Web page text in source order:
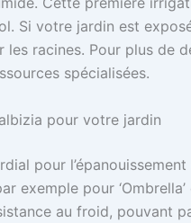
Si votre jardin est
les racines. Pour plus de
spécialisées.
pour votre jardin
pour
exemple pour ‘Ombrella’
au froid, pouvant